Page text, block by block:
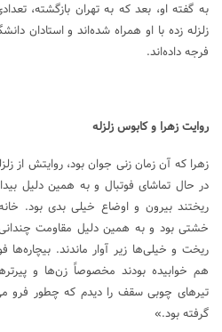
به گفته او، بعد که به تهران بازگشته،
زلزله زده با او همراه شده‌اند و استادان
فرجه داده‌اند.
روایت زهرا و کابوس زلزله
زهرا که آن زمان زنی جوان بود، روایتش از
در حال تماشای فوتبال و به همین دلیل
ریختند بیرون و اوضاع خیلی بدی بود.
خشتی بود و به همین دلیل مقاومت
ریخت و خیلی‌ها زیر آوار ماندند. بیچاره‌ها
هم خوابیده بودند مخصوصاً زن‌ها و
تیرهای چوبی سقف را دیدم که چطور فرو
گرفته بود.»